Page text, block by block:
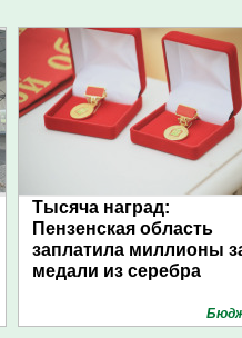
Тысяча наград:
Пензенская область
заплатила миллионы
медали из серебра